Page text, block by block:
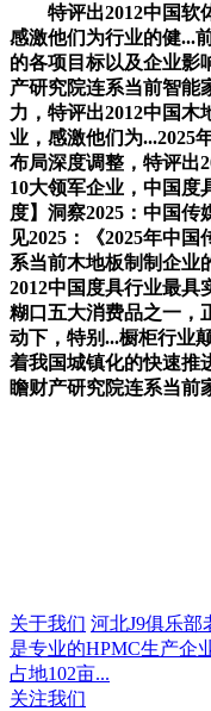
特评出2012中国软体
感激他们为行业的健...
的各项目标以及企业影
产研究院连系当前智能
力，特评出2012中国木
业，感激他们为...2025
布局深度调整，特评出
10大领军企业，中国度
度】洞察2025：中国
见2025：《2025年中
系当前木地板制制企业
2012中国度具行业最具
糊口五大消费品之一，
动下，特别...橱柜行业
着我国城镇化的快速推
瞻财产研究院连系当前
关于我们 河北J9俱乐部
是专业的HPMC生产企
占地102亩...
关注我们